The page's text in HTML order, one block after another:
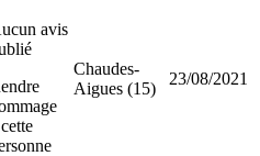
avis
Chaudes-
Aigues (15)
23/08/2021